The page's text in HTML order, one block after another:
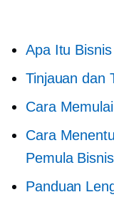
Apa Itu
Tinjauan dan
Cara
Cara
Pemula
Panduan